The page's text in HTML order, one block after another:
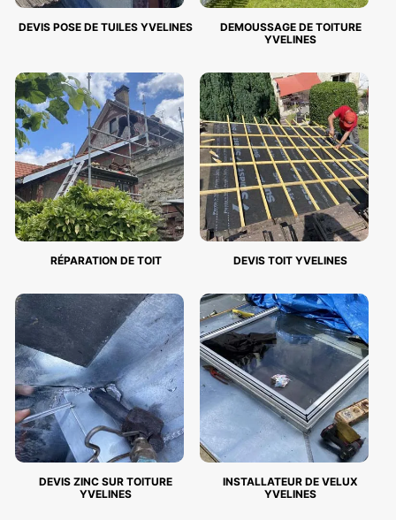
DEVIS POSE DE TUILES YVELINES
DEMOUSSAGE DE TOITURE
YVELINES
RÉPARATION DE TOIT DEVIS TOIT YVELINES
DEVIS ZINC SUR TOITURE
YVELINES
INSTALLATEUR DE VELUX
YVELINES